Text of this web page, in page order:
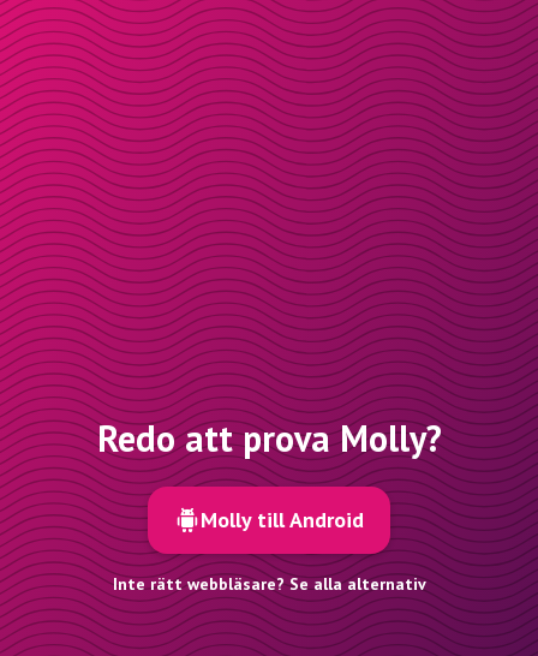
Redo att prova Molly?
Molly till Android
Inte rätt webbläsare? Se alla alternativ